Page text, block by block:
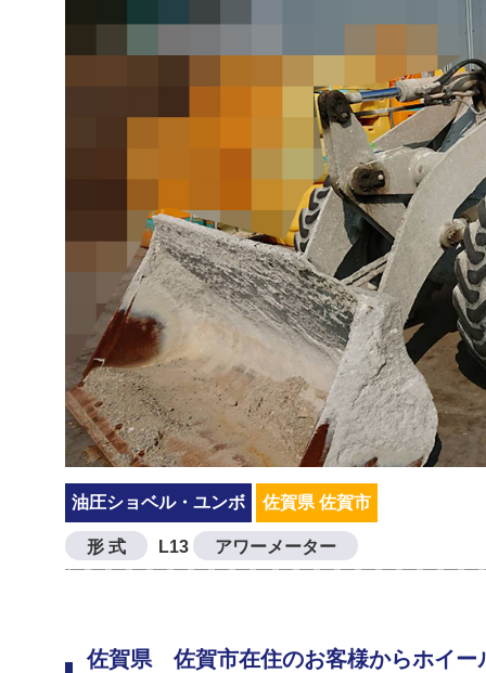
油圧ショベル・ユンボ 佐賀県 佐賀市
形 式 L13 アワーメーター
佐賀県 佐賀市在住のお客様からホイー